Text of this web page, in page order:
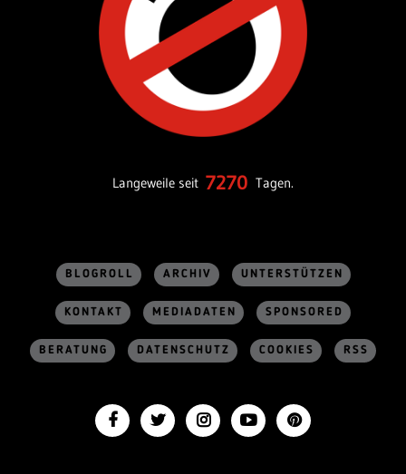
Langeweile seit 7270 Tagen.
BLOGROLL ARCHIV UNTERSTÜTZEN
KONTAKT MEDIADATEN SPONSORED
BERATUNG DATENSCHUTZ COOKIES RSS